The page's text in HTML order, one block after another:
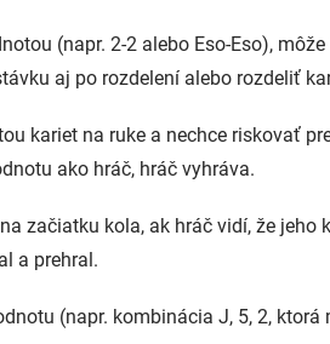
(napr. 2-2 alebo Eso-Eso),
aj po rozdelení alebo rozdeliť
kariet na ruke a nechce riskovať
ako hráč, hráč vyhráva.
začiatku kola, ak hráč vidí, že jeho
a prehral.
(napr. kombinácia J, 5, 2, ktorá